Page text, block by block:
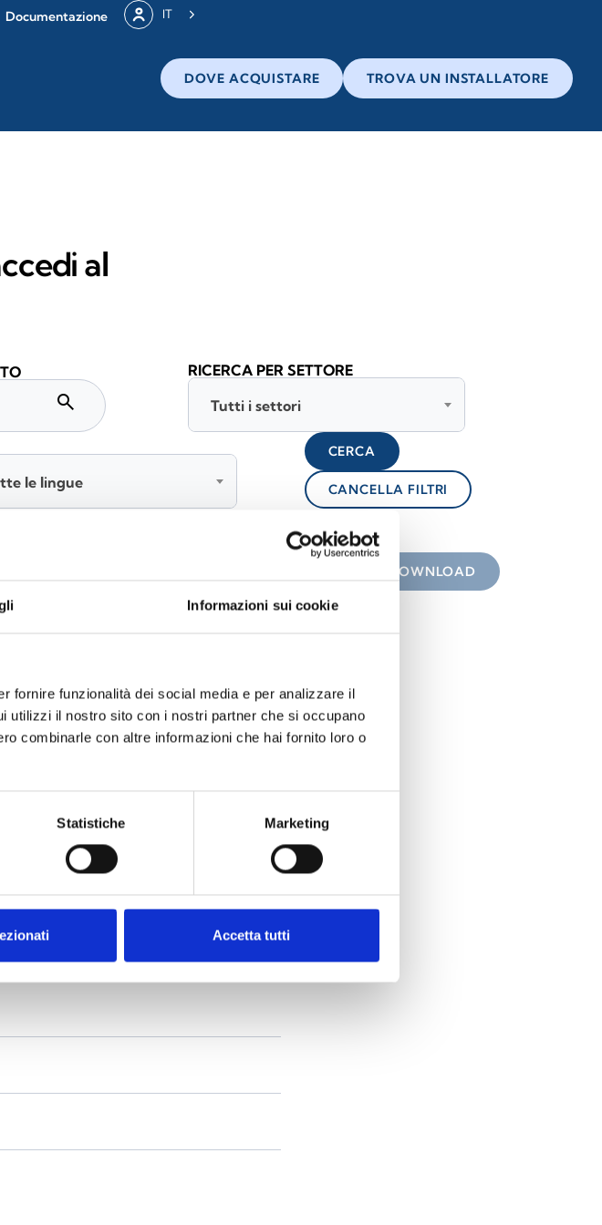
Informazioni sui cookie
fornire funzionalità dei social media e per analizzare il
utilizzi il nostro sito con i nostri partner che si occupano
combinarle con altre informazioni che hai fornito loro o
Statistiche Marketing
Accetta tutti
Documentazione IT
DOVE ACQUISTARE TROVA UN INSTALLATORE
al
DOWNLOAD
search
RICERCA PER SETTORE
Tutti i settori
le lingue
CERCA
CANCELLA FILTRI